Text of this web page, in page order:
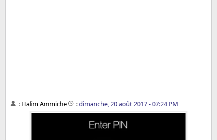
: Halim Ammiche :dimanche, 20 août 2017 - 07:24 PM